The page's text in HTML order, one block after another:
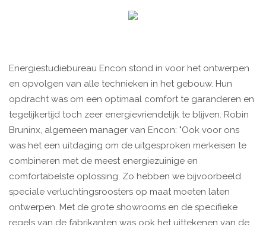
Energiestudiebureau Encon stond in voor het ontwerpen
en opvolgen van alle technieken in het gebouw. Hun
opdracht was om een optimaal comfort te garanderen en
tegelijkertijd toch zeer energievriendelijk te blijven. Robin
Bruninx, algemeen manager van Encon: "Ook voor ons
was het een uitdaging om de uitgesproken merkeisen te
combineren met de meest energiezuinige en
comfortabelste oplossing. Zo hebben we bijvoorbeeld
speciale verluchtingsroosters op maat moeten laten
ontwerpen. Met de grote showrooms en de specifieke
regels van de fabrikanten was ook het uittekenen van de